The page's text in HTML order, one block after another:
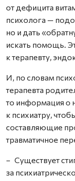
от дефицита
психолога —
но и дать
искать помощь.
к терапевту,
И, по словам
терапевта
то информация о
к психиатру,
составляющие
травматичное
– Существует
за